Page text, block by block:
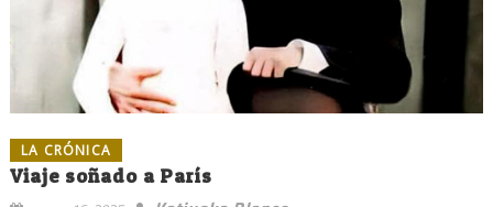
LA CRÓNICA
Viaje soñado a París